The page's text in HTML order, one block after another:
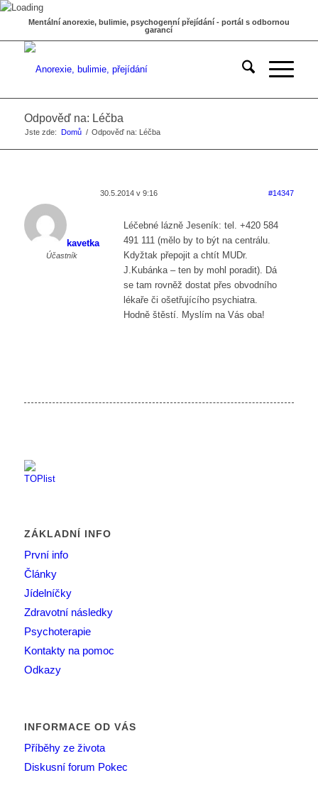
Mentální anorexie, bulimie, psychogenní přejídání - portál s odbornou
garancí
Odpověď na: Léčba
Jste zde: Domů / Odpověď na: Léčba
30.5.2014 v 9:16 #14347
kavetka
Účastník
Léčebné lázně Jeseník: tel. +420 584
491 111 (mělo by to být na centrálu.
Kdyžtak přepojit a chtít MUDr.
J.Kubánka – ten by mohl poradit). Dá
se tam rovněž dostat přes obvodního
lékaře či ošetřujícího psychiatra.
Hodně štěstí. Myslím na Vás oba!
ZÁKLADNÍ INFO
První info
Články
Jídelníčky
Zdravotní následky
Psychoterapie
Kontakty na pomoc
Odkazy
INFORMACE OD VÁS
Příběhy ze života
Diskusní forum Pokec